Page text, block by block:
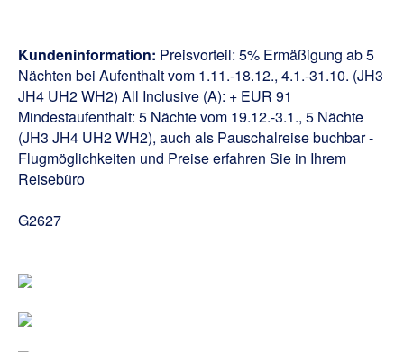
Kundeninformation: Preisvorteil: 5% Ermäßigung ab 5
Nächten bei Aufenthalt vom 1.11.-18.12., 4.1.-31.10. (JH3
JH4 UH2 WH2) All Inclusive (A): + EUR 91
Mindestaufenthalt: 5 Nächte vom 19.12.-3.1., 5 Nächte
(JH3 JH4 UH2 WH2), auch als Pauschalreise buchbar -
Flugmöglichkeiten und Preise erfahren Sie in Ihrem
Reisebüro
G2627